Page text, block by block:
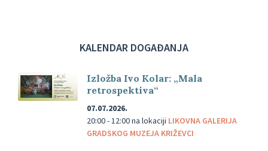
KALENDAR DOGAĐANJA
Izložba Ivo Kolar: „Mala
retrospektiva“
07.07.2026.
20:00 - 12:00na lokaciji LIKOVNA GALERIJA
GRADSKOG MUZEJA KRIŽEVCI